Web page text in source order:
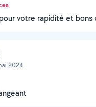
votre rapidité et bons
2024